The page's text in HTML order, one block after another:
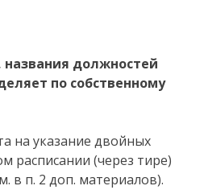
должностей
по собственному
на указание двойных
расписании (через тире)
в п. 2 доп. материалов).